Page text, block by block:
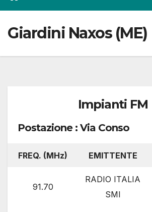
Giardini Naxos (ME)
Impianti FM
Postazione : Via Conso
FREQ. (MHz) EMITTENTE
91.70
RADIO ITALIA
SMI